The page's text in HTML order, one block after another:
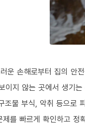
운 손해로부터 집의 안
이지 않는 곳에서 생기
조물 부식, 악취 등으로
를 빠르게 확인하고